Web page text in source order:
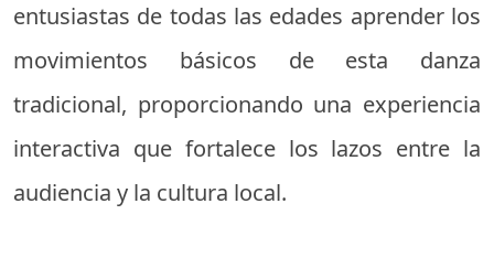
entusiastas de todas las edades aprender los
movimientos básicos de esta danza
tradicional, proporcionando una experiencia
interactiva que fortalece los lazos entre la
audiencia y la cultura local.